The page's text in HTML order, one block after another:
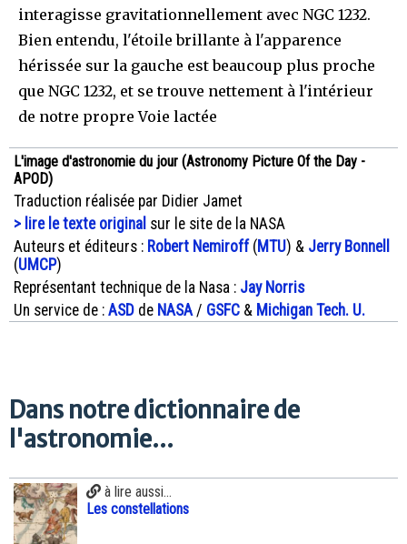
interagisse gravitationnellement avec NGC 1232.
Bien entendu, l'étoile brillante à l'apparence
hérissée sur la gauche est beaucoup plus proche
que NGC 1232, et se trouve nettement à l'intérieur
de notre propre Voie lactée
L'image d'astronomie du jour (Astronomy Picture Of the Day -
APOD)
Traduction réalisée par Didier Jamet
> lire le texte original sur le site de la NASA
Auteurs et éditeurs : Robert Nemiroff(MTU) & Jerry Bonnell
(UMCP)
Représentant technique de la Nasa : Jay Norris
Un service de : ASD de NASA / GSFC & Michigan Tech. U.
Dans notre dictionnaire de
l'astronomie...
à lire aussi...
Les constellations